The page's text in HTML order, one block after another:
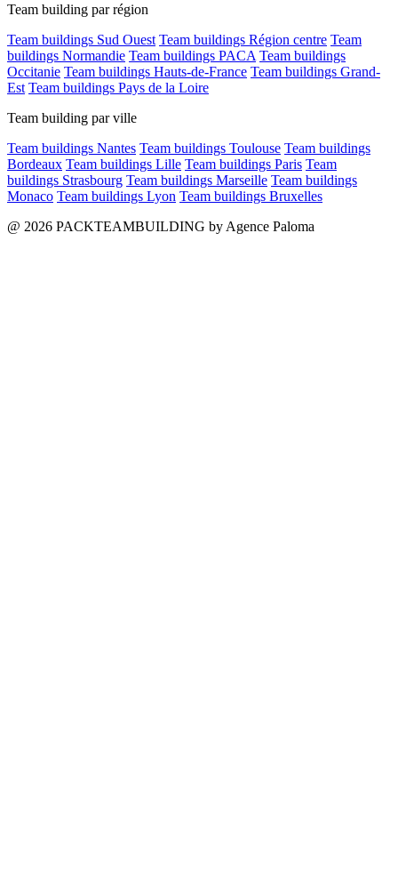
Team building par région
Team buildings Sud Ouest Team buildings Région centre Team
buildings Normandie Team buildings PACA Team buildings
Occitanie Team buildings Hauts-de-France Team buildings Grand-
Est Team buildings Pays de la Loire
Team building par ville
Team buildings Nantes Team buildings Toulouse Team buildings
Bordeaux Team buildings Lille Team buildings Paris Team
buildings Strasbourg Team buildings Marseille Team buildings
Monaco Team buildings Lyon Team buildings Bruxelles
@ 2026 PACKTEAMBUILDING by Agence Paloma